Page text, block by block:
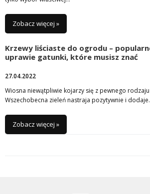
Zobacz więcej »
Krzewy liściaste do ogrodu –
uprawie gatunki, które musisz znać
27.04.2022
Wiosna niewątpliwie kojarzy się z pewnego
Wszechobecna zieleń nastraja pozytywnie i
Zobacz więcej »